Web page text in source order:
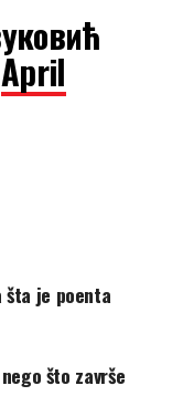
April
šta je poenta
što završe